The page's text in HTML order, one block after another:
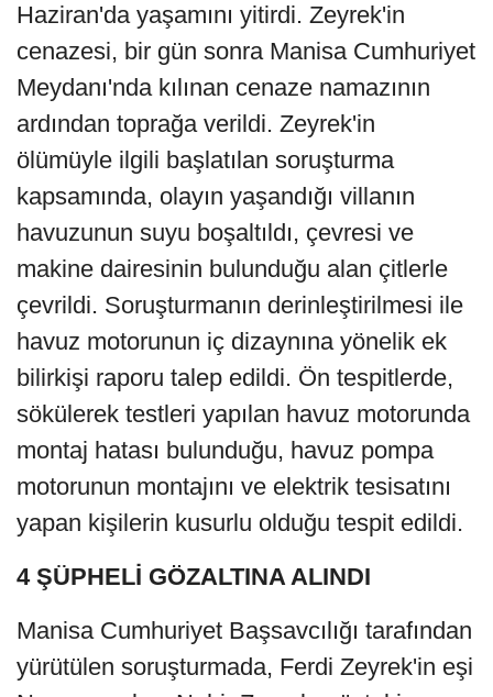
Haziran'da yaşamını yitirdi. Zeyrek'in
cenazesi, bir gün sonra Manisa Cumhuriyet
Meydanı'nda kılınan cenaze namazının
ardından toprağa verildi. Zeyrek'in
ölümüyle ilgili başlatılan soruşturma
kapsamında, olayın yaşandığı villanın
havuzunun suyu boşaltıldı, çevresi ve
makine dairesinin bulunduğu alan çitlerle
çevrildi. Soruşturmanın derinleştirilmesi ile
havuz motorunun iç dizaynına yönelik ek
bilirkişi raporu talep edildi. Ön tespitlerde,
sökülerek testleri yapılan havuz motorunda
montaj hatası bulunduğu, havuz pompa
motorunun montajını ve elektrik tesisatını
yapan kişilerin kusurlu olduğu tespit edildi.
4 ŞÜPHELİ GÖZALTINA ALINDI
Manisa Cumhuriyet Başsavcılığı tarafından
yürütülen soruşturmada, Ferdi Zeyrek'in eşi